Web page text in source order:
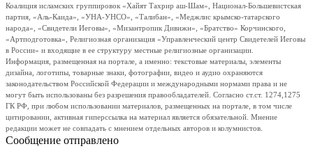
Коалиция исламских группировок «Хайят Тахрир аш-Шам», Национал-Большевистская
партия, «Аль-Каида», «УНА-УНСО», «Талибан», «Меджлис крымско-татарского
народа», «Свидетели Иеговы», «Мизантропик Дивижн», «Братство» Корчинского,
«Артподготовка», Религиозная организация «Управленческий центр Свидетелей Иеговы
в России» и входящие в ее структуру местные религиозные организации.
Информация, размещенная на портале, а именно: текстовые материалы, элементы
дизайна, логотипы, товарные знаки, фотографии, видео и аудио охраняются
законодательством Российской Федерации и международными нормами права и не
могут быть использованы без разрешения правообладателей. Согласно ст.ст. 1274,1275
ГК РФ, при любом использовании материалов, размещенных на портале, в том числе
цитировании, активная гиперссылка на материал является обязательной. Мнение
редакции может не совпадать с мнением отдельных авторов и колумнистов.
Сообщение отправлено